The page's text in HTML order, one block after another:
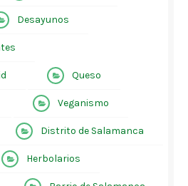
Desayunos
Queso
Veganismo
Distrito de Salamanca
Herbolarios